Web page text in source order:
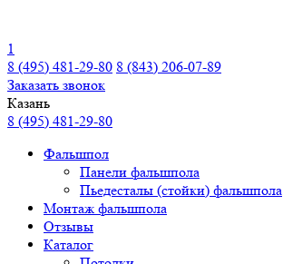
1
8 (495) 481-29-80 8 (843) 206-07-89
Заказать звонок
Казань
8 (495) 481-29-80
Фальшпол
Панели фальшпола
Пьедесталы (стойки) фальшпола
Монтаж фальшпола
Отзывы
Каталог